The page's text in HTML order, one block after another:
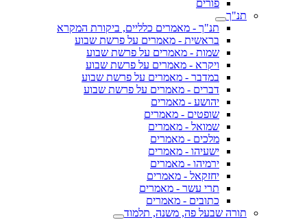
פורים
תנ"ך
תנ"ך - מאמרים כלליים, ביקורת המקרא
בראשית - מאמרים על פרשת שבוע
שמות - מאמרים על פרשת שבוע
ויקרא - מאמרים על פרשת שבוע
במדבר - מאמרים על פרשת שבוע
דברים - מאמרים על פרשת שבוע
יהושע - מאמרים
שופטים - מאמרים
שמואל - מאמרים
מלכים - מאמרים
ישעיהו - מאמרים
ירמיהו - מאמרים
יחזקאל - מאמרים
תרי עשר - מאמרים
כתובים - מאמרים
תורה שבעל פה, משנה, תלמוד